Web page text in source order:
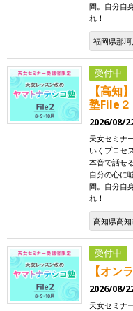
間。自分自
れ！
福岡県那
受付中
【高知
塾File２
2026/08/
天女セミナ
いくプロセ
本音で話せ
自分の心に
間。自分自
れ！
高知県高
受付中
【オン
2026/08/
天女セミナ